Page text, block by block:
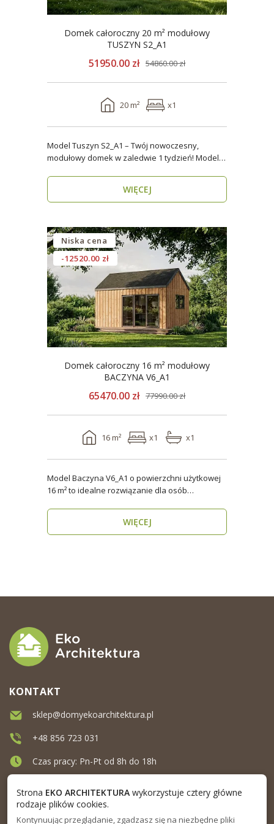
Domek całoroczny 20 m² modułowy
TUSZYN S2_A1
51950.00 zł 54860.00 zł
20 m² x1
Model Tuszyn S2_A1 – Twój nowoczesny,
modułowy domek w zaledwie 1 tydzień! Model
WIĘCEJ
Niska cena
-12520.00 zł
Domek całoroczny 16 m² modułowy
BACZYNA V6_A1
65470.00 zł 77990.00 zł
16 m² x1 x1
Model Baczyna V6_A1 o powierzchni użytkowej
16 m² to idealne rozwiązanie dla osób
WIĘCEJ
KONTAKT
sklep@domyekoarchitektura.pl
+48 856 723 031
Czas pracy: Pn-Pt od 8h do 18h
Strona EKO ARCHITEKTURAwykorzystuje cztery główne
rodzaje plików cookies.
Kontynuując przeglądanie, zgadzasz się na niezbędne pliki